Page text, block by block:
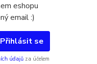
eshopu
email :)
Přihlásit se
údajů za účelem